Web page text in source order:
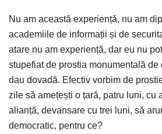
Nu am această experiență, nu am
academiile de informații și de
atare nu am experiență, dar eu nu
stupefiat de prostia monumentală de
dau dovadă. Efectiv vorbim de
zile să amețești o țară, patru luni, cu
alianță, devansare cu trei luni, să
democratic, pentru ce?